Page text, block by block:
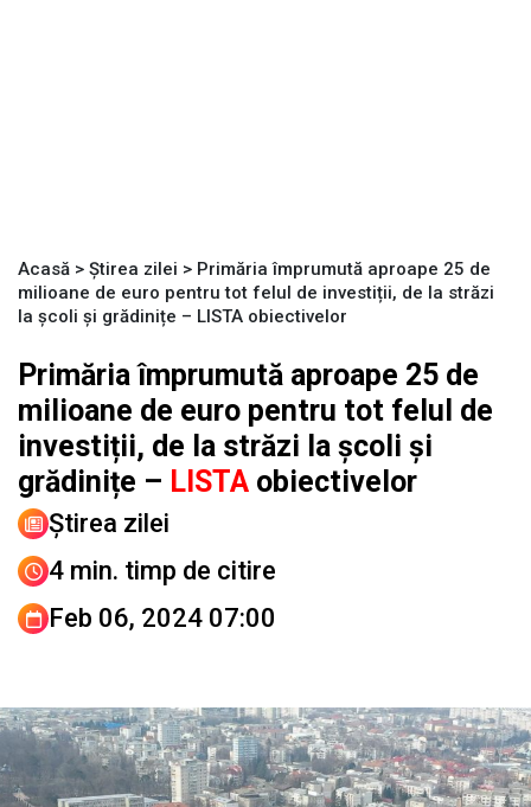
Acasă > Știrea zilei > Primăria împrumută aproape 25 de
milioane de euro pentru tot felul de investiții, de la străzi
la școli și grădinițe – LISTA obiectivelor
Primăria împrumută aproape 25 de
milioane de euro pentru tot felul de
investiții, de la străzi la școli și
grădinițe – LISTA obiectivelor
Știrea zilei
4 min. timp de citire
Feb 06, 2024 07:00